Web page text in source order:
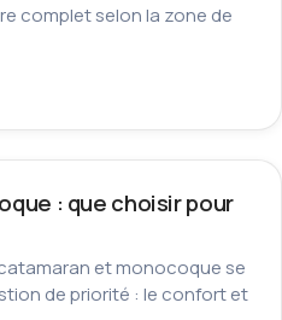
complet selon la zone de
: que choisir pour
et monocoque se
de priorité : le confort et